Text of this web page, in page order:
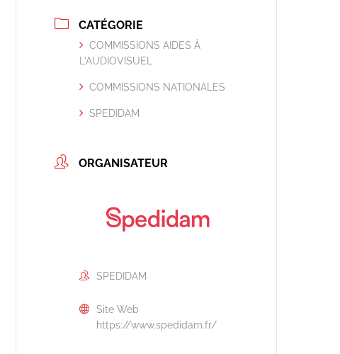
CATÉGORIE
COMMISSIONS AIDES À
L'AUDIOVISUEL
COMMISSIONS NATIONALES
SPEDIDAM
ORGANISATEUR
SPEDIDAM
Site Web
https://www.spedidam.fr/